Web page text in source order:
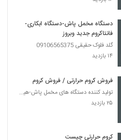
دستگاه مخمل پاش-دستگاه ابکاری-
فانتاکروم جدید وبروز
گلد فلوک حقیقی 09106565375
۱۴ بازدید
فروش کروم حرارتی / فروش کروم
تولید کننده دستگاه های مخمل پاش-هیدروگرافیک-ابکاری
۲۵ بازدید
کروم حرارتی چیست